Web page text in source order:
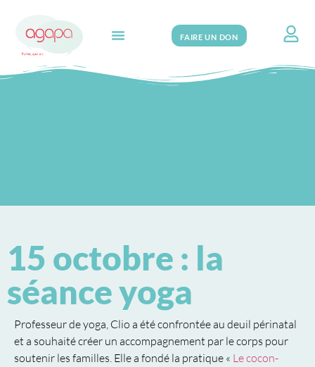
FAIRE UN DON
15 octobre : la
séance yoga
Professeur de yoga, Clio a été confrontée au deuil périnatal
et a souhaité créer un accompagnement par le corps pour
soutenir les familles. Elle a fondé la pratique « Le cocon-